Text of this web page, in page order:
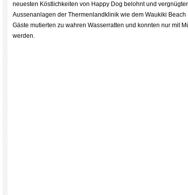
neuesten Köstlichkeiten von Happy Dog belohnt und
Aussenanlagen der Thermenlandklinik wie dem Waukiki
Gäste mutierten zu wahren Wasserratten und konnten nur mit
werden.